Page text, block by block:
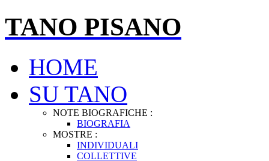
TANO PISANO
HOME
SU TANO
NOTE BIOGRAFICHE :
BIOGRAFIA
MOSTRE :
INDIVIDUALI
COLLETTIVE